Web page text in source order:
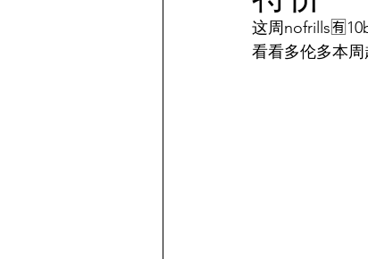
这周
看看多伦多本